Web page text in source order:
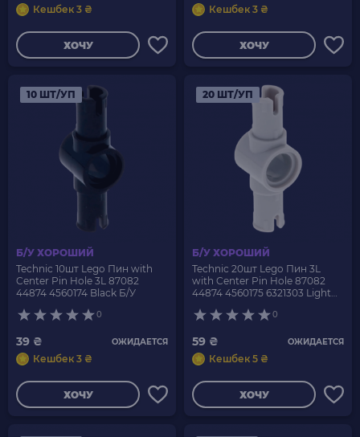
Кешбек 3 ₴
ХОЧУ
Кешбек 3 ₴
ХОЧУ
10 ШТ/УП
Б/У ХОРОШИЙ
Technic 10шт Lego Пин with
Center Pin Hole 3L 87082
44874 4560174 Black Б/У
0
39 ₴ ОЖИДАЕТСЯ
Кешбек 3 ₴
ХОЧУ
20 ШТ/УП
Б/У ХОРОШИЙ
Technic 20шт Lego Пин 3L
with Center Pin Hole 87082
44874 4560175 6321303 Light
0
59 ₴ ОЖИДАЕТСЯ
Кешбек 5 ₴
ХОЧУ